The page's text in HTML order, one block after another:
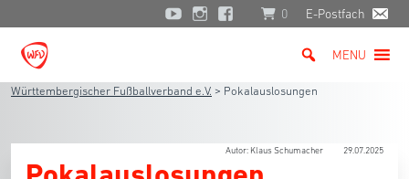
0 E-Postfach
MENU
Württembergischer Fußballverband e.V. > Pokalauslosungen
Autor: Klaus Schumacher 29.07.2025